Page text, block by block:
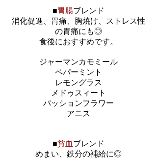
■胃腸ブレンド
消化促進、胃痛、胸焼け、ストレス性
の胃痛にも◎
食後におすすめです。
ジャーマンカモミール
ペパーミント
レモングラス
メドゥスィート
パッションフラワー
アニス
■貧血ブレンド
​めまい、鉄分の補給に◎